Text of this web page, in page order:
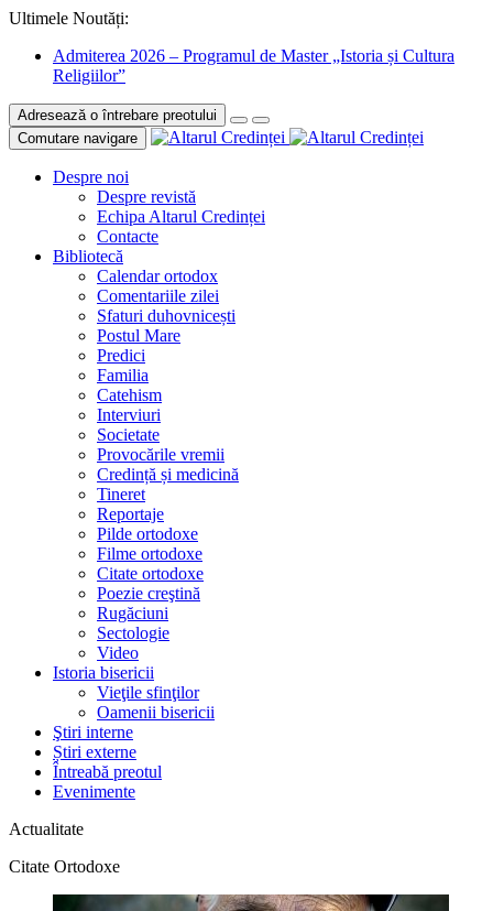
Ultimele Noutăți:
Admiterea 2026 – Programul de Master „Istoria și Cultura
Religiilor”
Adresează o întrebare preotului
Comutare navigare
Despre noi
Despre revistă
Echipa Altarul Credinței
Contacte
Bibliotecă
Calendar ortodox
Comentariile zilei
Sfaturi duhovnicești
Postul Mare
Predici
Familia
Catehism
Interviuri
Societate
Provocările vremii
Credință și medicină
Tineret
Reportaje
Pilde ortodoxe
Filme ortodoxe
Citate ortodoxe
Poezie creştină
Rugăciuni
Sectologie
Video
Istoria bisericii
Vieţile sfinţilor
Oamenii bisericii
Ştiri interne
Știri externe
Întreabă preotul
Evenimente
Actualitate
Citate Ortodoxe